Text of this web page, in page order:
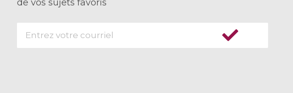
de vos sujets favoris